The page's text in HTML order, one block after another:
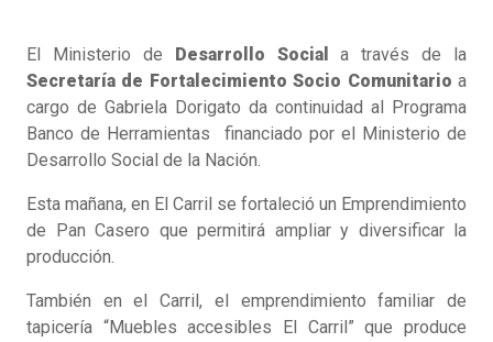
El Ministerio de Desarrollo Sociala través de la
Secretaría de Fortalecimiento Socio Comunitario a
cargo de Gabriela Dorigato da continuidad al Programa
Banco de Herramientas financiado por el Ministerio de
Desarrollo Social de la Nación.
Esta mañana, en El Carril se fortaleció un Emprendimiento
de Pan Casero que permitirá ampliar y diversificar la
producción.
También en el Carril, el emprendimiento familiar de
tapicería “Muebles accesibles El Carril” que produce